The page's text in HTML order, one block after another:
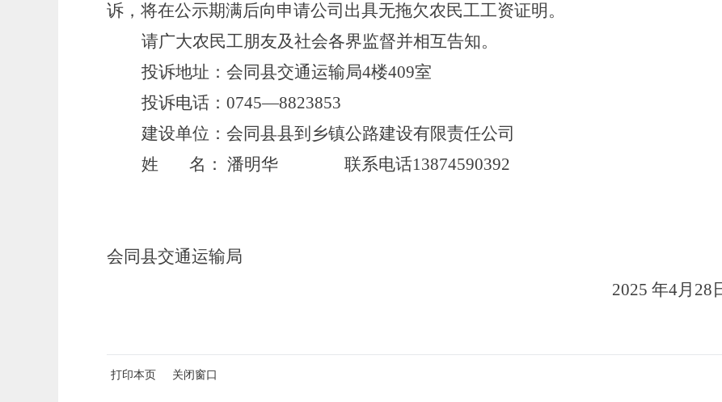
诉，将在公示期满后向申请公司出具无拖欠农民工工资证明。
请广大农民工朋友及社会各界监督并相互告知。
投诉地址：会同县交通运输局4楼409室
投诉电话：0745—8823853
建设单位：会同县县到乡镇公路建设有限责任公司
姓 名： 潘明华 联系电话13874590392
会同县交通运输局
2025 年4月28
打印本页 关闭窗口